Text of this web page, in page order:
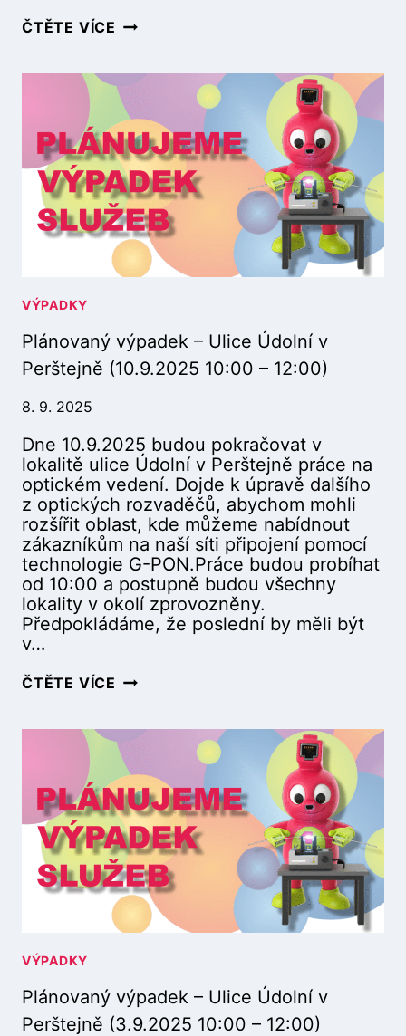
.
2
0
2
5
1
5
:
0
0
:
3
ČTĚTE VÍCE P
N
O
V
A
N
Ý
V
Ý
P
A
–
U
E
P
E
T
R
A
B
E
Z
R
E
5
9
.
2
0
2
5
9
:
1
2
VÝPADKY
Plánovaný výpadek – Ulice Údolní v
Perštejně (10.9.2025 10:00 – 12:00)
8. 9. 2025
Dne 10.9.2025 budou pokračovat v
lokalitě ulice Údolní v Perštejně práce na
optickém vedení. Dojde k úpravě dalšího
z optických rozvaděčů, abychom mohli
rozšířit oblast, kde můžeme nabídnout
zákazníkům na naší síti připojení pomocí
technologie G-PON.Práce budou probíhat
od 10:00 a postupně budou všechny
lokality v okolí zprovozněny.
Předpokládáme, že poslední by měli být
v…
ČTĚTE VÍCE P
N
O
V
A
N
Ý
V
Ý
P
A
–
U
VÝPADKY
Plánovaný výpadek – Ulice Údolní v
Perštejně (3.9.2025 10:00 – 12:00)